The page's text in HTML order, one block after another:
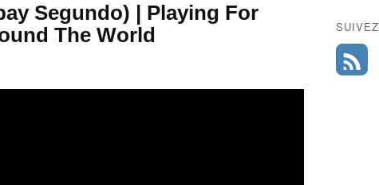
Segundo) | Playing For
The World